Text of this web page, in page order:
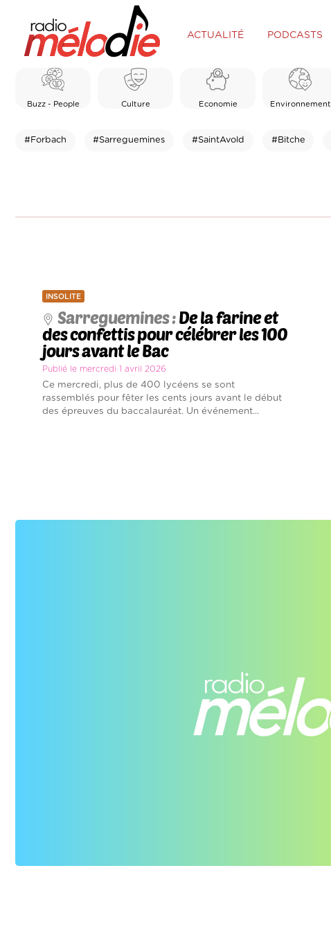
ACTUALITÉ PODCASTS
Buzz - People Culture Economie Environnement
#Forbach #Sarreguemines #SaintAvold #Bitche
INSOLITE
Sarreguemines :De la farine et
des confettis pour célébrer les 100
jours avant le Bac
Publié le mercredi 1 avril 2026
Ce mercredi, plus de 400 lycéens se sont
rassemblés pour fêter les cents jours avant le début
des épreuves du baccalauréat. Un événement...